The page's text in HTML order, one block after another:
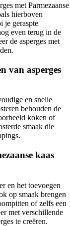
met Parmezaanse
hierboven
je geraspte
even terug in de
de asperges met
van asperges
en snelle
behouden de
koken of
smaak die
kaas
en het toevoegen
op smaak brengen
of zelfs een
met verschillende
te creëren.